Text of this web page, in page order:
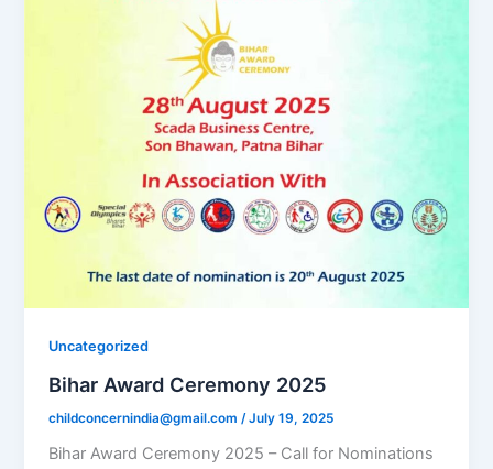
Uncategorized
Bihar Award Ceremony 2025
childconcernindia@gmail.com /July 19, 2025
Bihar Award Ceremony 2025 – Call for Nominations